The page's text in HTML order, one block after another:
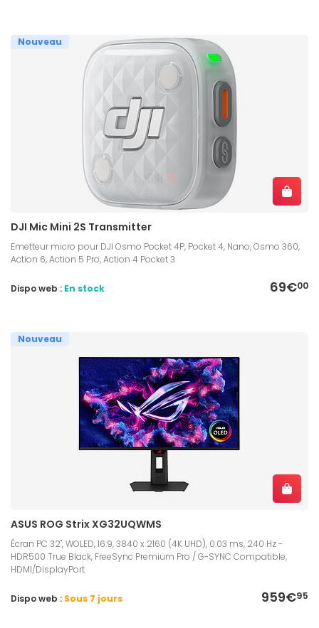
Nouveau
DJI Mic Mini 2S Transmitter
Emetteur micro pour DJI Osmo Pocket 4P, Pocket 4, Nano, Osmo 360,
Action 6, Action 5 Pro, Action 4 Pocket 3
69€00
Dispo web : En stock
Nouveau
ASUS ROG Strix XG32UQWMS
Écran PC 32", WOLED, 16:9, 3840 x 2160 (4K UHD), 0.03 ms, 240 Hz -
HDR500 True Black, FreeSync Premium Pro / G-SYNC Compatible,
HDMI/DisplayPort
959€95
Dispo web : Sous 7 jours